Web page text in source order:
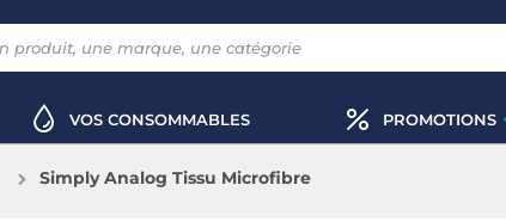
VOS CONSOMMABLES PROMOTIONS
Simply Analog Tissu Microfibre